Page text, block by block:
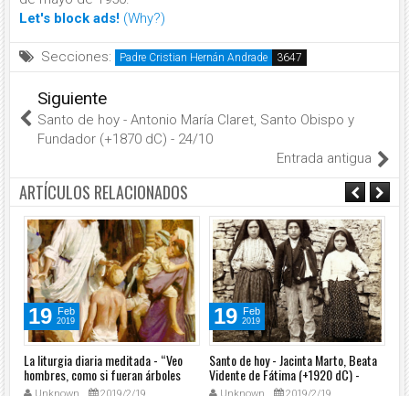
Let's block ads! (Why?)
Secciones: Padre Cristian Hernán Andrade
Siguiente
Santo de hoy - Antonio María Claret, Santo Obispo y
Fundador (+1870 dC) - 24/10
Entrada antigua
ARTÍCULOS RELACIONADOS
19 Feb
2019
La liturgia diaria meditada - “Veo
hombres, como si fueran árboles
que caminan” (Mc 8, 22-26) 20/02
Unknown 2019/2/19
19 Feb
2019
Santo de hoy - Jacinta Marto, Beata
Vidente de Fátima (+1920 dC) -
20/02
Unknown 2019/2/19